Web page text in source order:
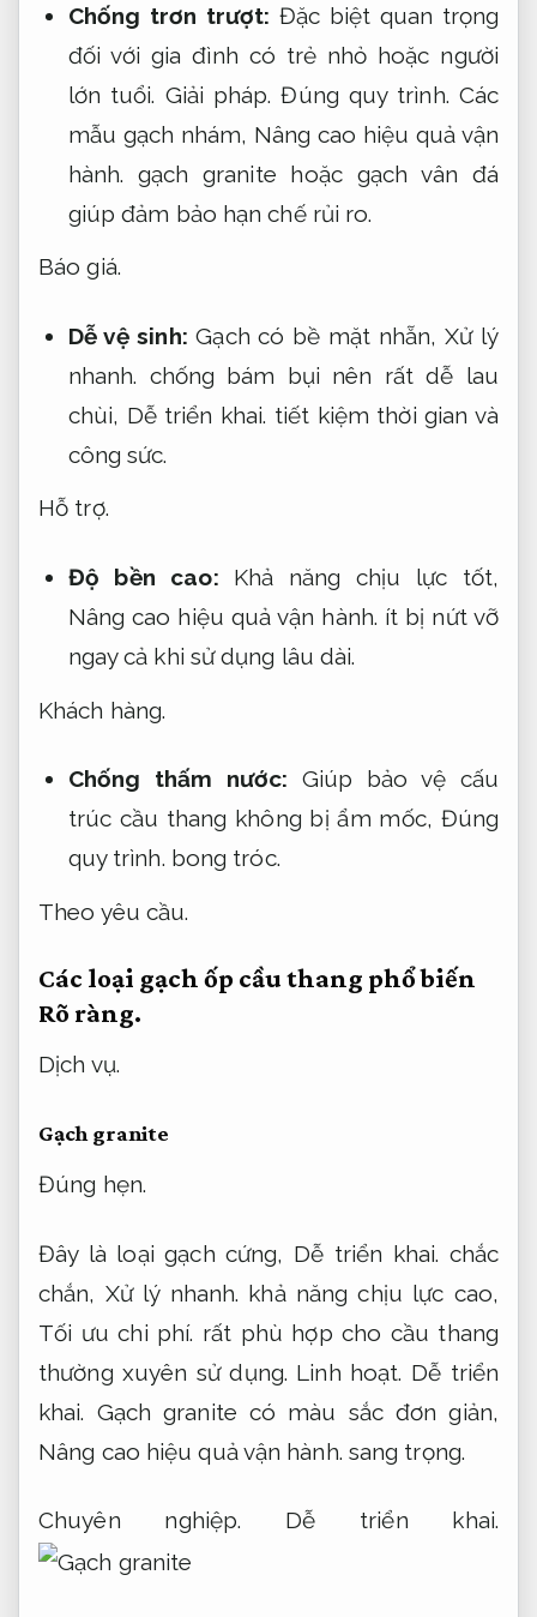
Chống trơn trượt: Đặc biệt quan trọng
đối với gia đình có trẻ nhỏ hoặc người
lớn tuổi. Giải pháp. Đúng quy trình. Các
mẫu gạch nhám, Nâng cao hiệu quả vận
hành. gạch granite hoặc gạch vân đá
giúp đảm bảo hạn chế rủi ro.
Báo giá.
Dễ vệ sinh: Gạch có bề mặt nhẵn, Xử lý
nhanh. chống bám bụi nên rất dễ lau
chùi, Dễ triển khai. tiết kiệm thời gian và
công sức.
Hỗ trợ.
Độ bền cao: Khả năng chịu lực tốt,
Nâng cao hiệu quả vận hành. ít bị nứt vỡ
ngay cả khi sử dụng lâu dài.
Khách hàng.
Chống thấm nước: Giúp bảo vệ cấu
trúc cầu thang không bị ẩm mốc, Đúng
quy trình. bong tróc.
Theo yêu cầu.
Các loại gạch ốp cầu thang phổ biến
Rõ ràng.
Dịch vụ.
Gạch granite
Đúng hẹn.
Đây là loại gạch cứng, Dễ triển khai. chắc
chắn, Xử lý nhanh. khả năng chịu lực cao,
Tối ưu chi phí. rất phù hợp cho cầu thang
thường xuyên sử dụng. Linh hoạt. Dễ triển
khai. Gạch granite có màu sắc đơn giản,
Nâng cao hiệu quả vận hành. sang trọng.
Chuyên nghiệp. Dễ triển khai.